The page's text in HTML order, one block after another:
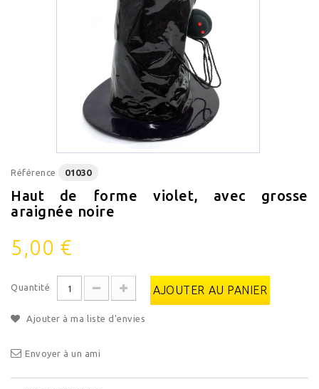
Référence 01030
Haut de forme violet, avec grosse
araignée noire
5,00 €
Quantité AJOUTER AU PANIER
Ajouter à ma liste d'envies
Envoyer à un ami